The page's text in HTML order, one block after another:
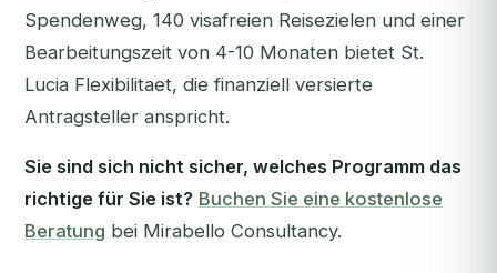
Spendenweg, 140 visafreien Reisezielen und einer
Bearbeitungszeit von 4-10 Monaten bietet St.
Lucia Flexibilitaet, die finanziell versierte
Antragsteller anspricht.
Sie sind sich nicht sicher, welches Programm das
richtige für Sie ist? Buchen Sie eine kostenlose
Beratung bei Mirabello Consultancy.